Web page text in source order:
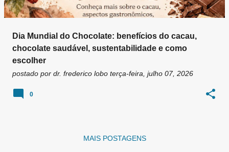
Dia Mundial do Chocolate: benefícios do cacau,
chocolate saudável, sustentabilidade e como
escolher
postado por dr. frederico lobo terça-feira, julho 07, 2026
0
MAIS POSTAGENS